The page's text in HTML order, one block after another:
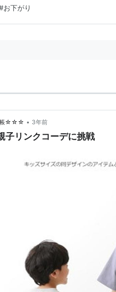
お下がり
☆☆☆ • 3年前
子リンクコーデに挑戦